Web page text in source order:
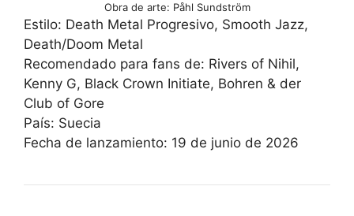
Obra de arte: Påhl Sundström
Estilo: Death Metal Progresivo, Smooth Jazz,
Death/Doom Metal
Recomendado para fans de: Rivers of Nihil,
Kenny G, Black Crown Initiate, Bohren & der
Club of Gore
País: Suecia
Fecha de lanzamiento: 19 de junio de 2026